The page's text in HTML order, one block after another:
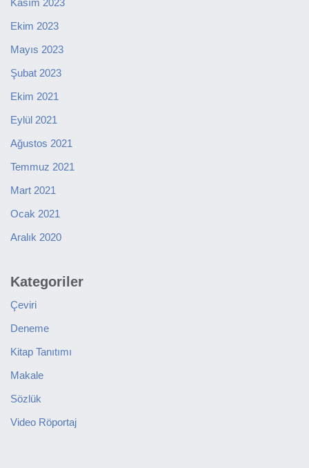
Kasım 2023
Ekim 2023
Mayıs 2023
Şubat 2023
Ekim 2021
Eylül 2021
Ağustos 2021
Temmuz 2021
Mart 2021
Ocak 2021
Aralık 2020
Kategoriler
Çeviri
Deneme
Kitap Tanıtımı
Makale
Sözlük
Video Röportaj